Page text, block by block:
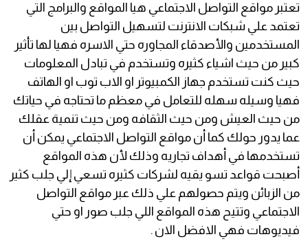
تعتبر مواقع التواصل الاجتماعي هيا المواقع والبرامج التي
تعتمد علي شبكات الانترنت لتسهيل التواصل بين
المستخدمين والأصدقاء المجاوره حتي الاسره فهيا لها تأثير
كبير من حيث اشياء كثيره وتستخدم في تبادل المعلومات
حيث كنت تستخدم جهاز الكمبيوتر او الاب توب او الهاتف
فهيا وسيله سهله للتعامل في معظم ما تحتاجه في حياتك
من حيث العيش ومن حيث الثقافه ومن حيث تنمية عقلك
عما يدور حولك كما أن مواقع التواصل الاجتماعي يمكن أن
تستخدمها في أهداف تجاريه وذلك لأن هذه المواقع
أصبحت قواعد تسو يقيه لشركات كثيره تسعي إلي جلب كثير
من الزبائن ويتم حصولهم علي ذلك عبر مواقع التواصل
الاجتماعي وتتيح هذه المواقع اللي جلب صور او حتي
فيديوهات فهي الافضل الان .